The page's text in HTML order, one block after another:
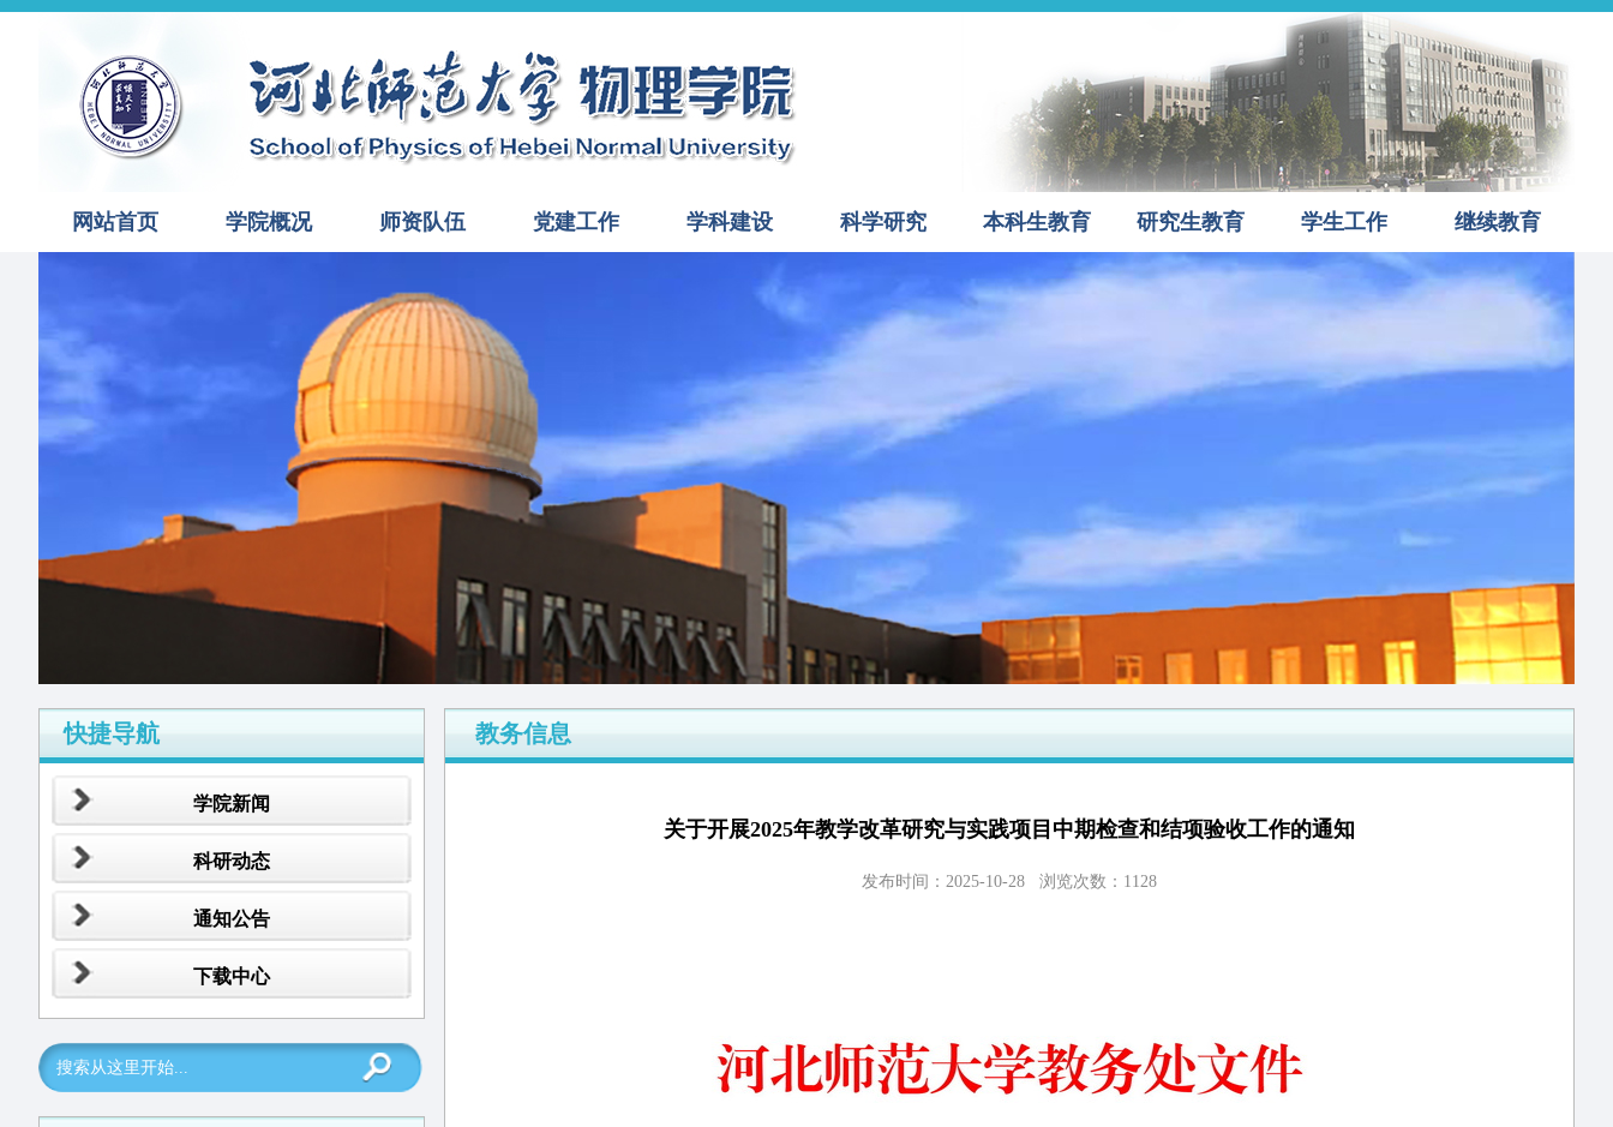
网站首页 学院概况 师资队伍 党建工作 学科建设 科学研究 本科生教育 研究生教育 学生工作 继续教育
快捷导航
学院新闻
科研动态
通知公告
下载中心
教务信息
关于开展2025年教学改革研究与实践项目中期检查和结项验收工作的通知
发布时间：2025-10-28 浏览次数： 1128